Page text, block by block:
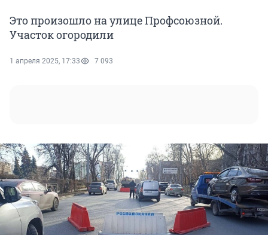
Это произошло на улице Профсоюзной.
Участок огородили
1 апреля 2025, 17:33 7 093